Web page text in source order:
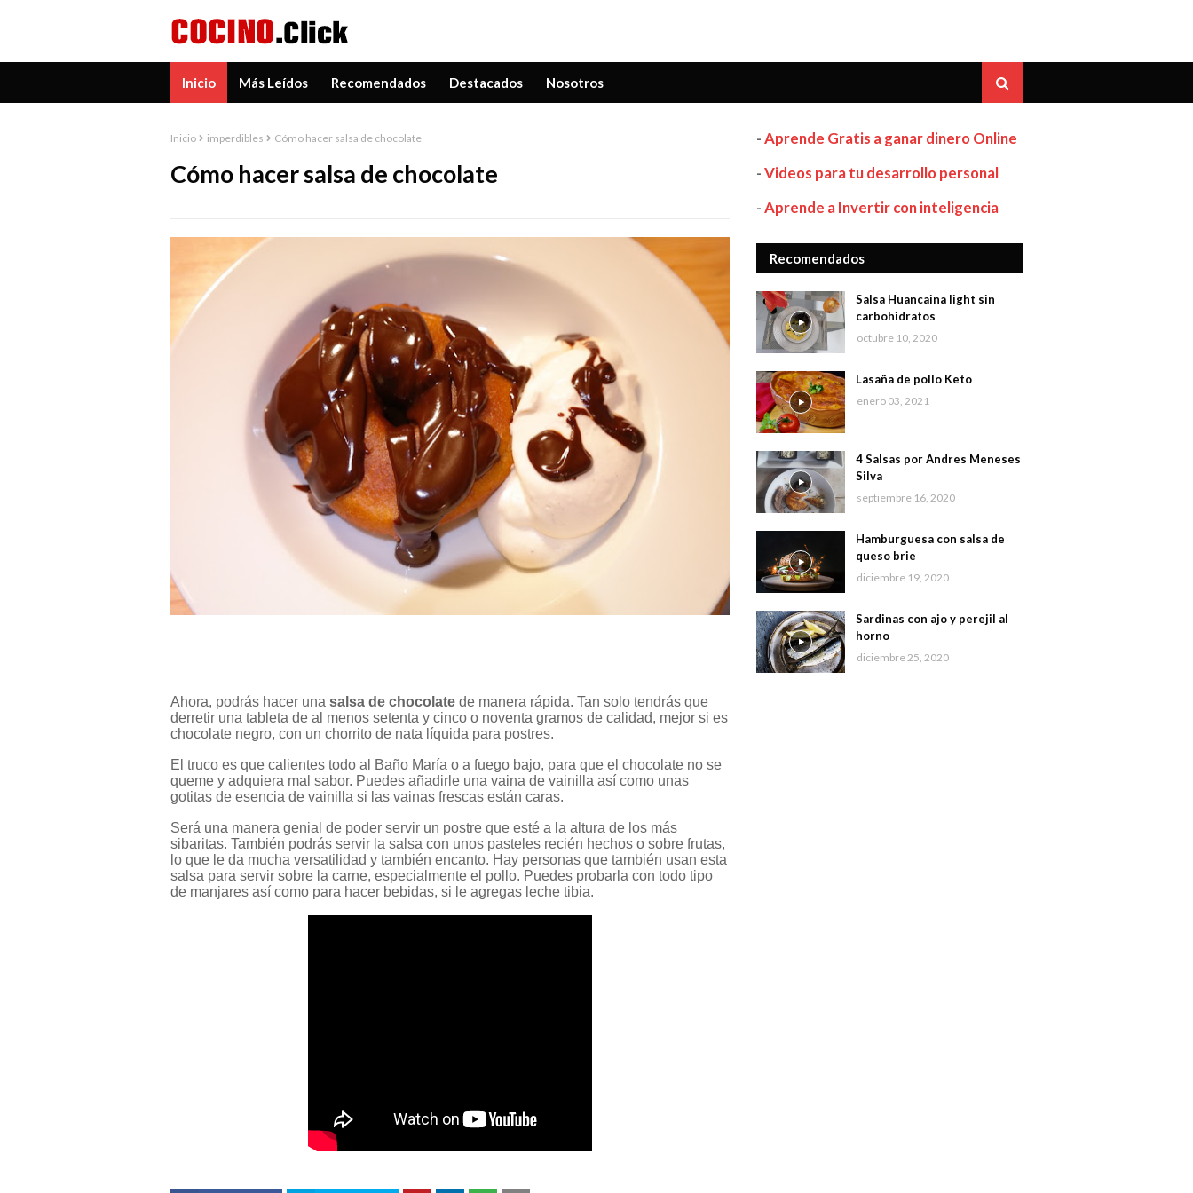
Inicio Más Leídos Recomendados Destacados Nosotros
Inicio imperdibles Cómo hacer salsa de chocolate
Cómo hacer salsa de chocolate
Ahora, podrás hacer una salsa de chocolate de manera rápida. Tan solo tendrás que
derretir una tableta de al menos setenta y cinco o noventa gramos de calidad, mejor si es
chocolate negro, con un chorrito de nata líquida para postres.
El truco es que calientes todo al Baño María o a fuego bajo, para que el chocolate no se
queme y adquiera mal sabor. Puedes añadirle una vaina de vainilla así como unas
gotitas de esencia de vainilla si las vainas frescas están caras.
Será una manera genial de poder servir un postre que esté a la altura de los más
sibaritas. También podrás servir la salsa con unos pasteles recién hechos o sobre frutas,
lo que le da mucha versatilidad y también encanto. Hay personas que también usan esta
salsa para servir sobre la carne, especialmente el pollo. Puedes probarla con todo tipo
de manjares así como para hacer bebidas, si le agregas leche tibia.
-Aprende Gratis a ganar dinero Online
-Videos para tu desarrollo personal
-Aprende a Invertir con inteligencia
Recomendados
Salsa Huancaina light sin
carbohidratos
octubre 10, 2020
Lasaña de pollo Keto
enero 03, 2021
4 Salsas por Andres Meneses
Silva
septiembre 16, 2020
Hamburguesa con salsa de
queso brie
diciembre 19, 2020
Sardinas con ajo y perejil al
horno
diciembre 25, 2020